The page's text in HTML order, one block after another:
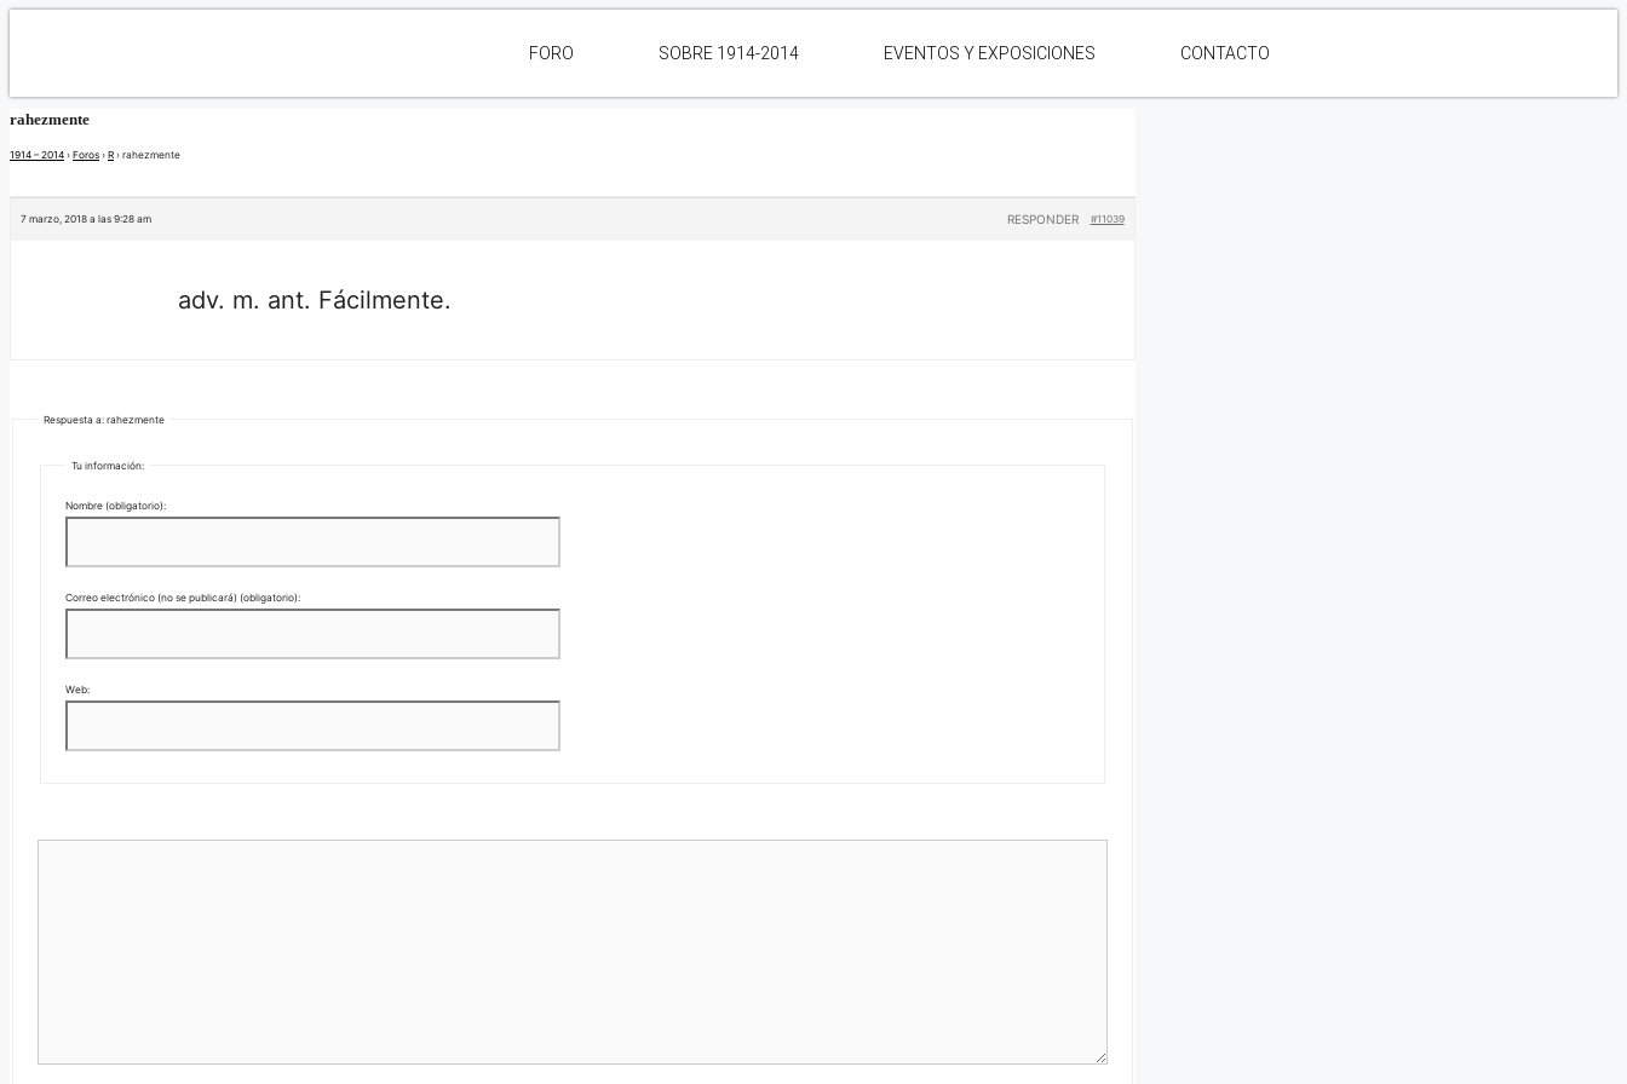
FORO SOBRE 1914-2014 EVENTOS Y EXPOSICIONES CONTACTO
rahezmente
1914 – 2014 › Foros › R › rahezmente
7 marzo, 2018 a las 9:28 am #11039
RESPONDER
adv. m. ant. Fácilmente.
Respuesta a: rahezmente
Tu información:
Nombre (obligatorio):
Correo electrónico (no se publicará) (obligatorio):
Web: